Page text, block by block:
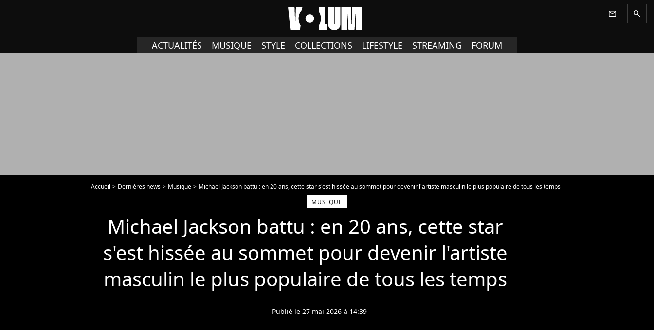
newsletter search
ACTUALITÉS MUSIQUE STYLE COLLECTIONS LIFESTYLE STREAMING FORUM
Accueil Dernières news Musique
Michael Jackson battu : en 20 ans, cette star s'est hissée au sommet pour devenir l'artiste masculin le plus populaire de tous les temps
MUSIQUE
Michael Jackson battu : en 20 ans, cette star
s'est hissée au sommet pour devenir l'artiste
masculin le plus populaire de tous les temps
Publié le 27 mai 2026 à 14:39